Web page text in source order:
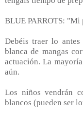
BLUE PARROTS:
Debéis traer lo
blanca de mangas
actuación. La
aún.
Los niños vendrán
blancos (pueden ser